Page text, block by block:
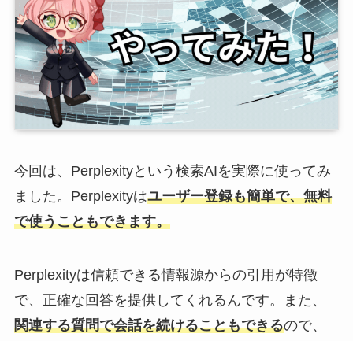
今回は、Perplexityという検索AIを実際に使ってみ
ました。Perplexityはユーザー登録も簡単で、無料
で使うこともできます。
Perplexityは信頼できる情報源からの引用が特徴
で、正確な回答を提供してくれるんです。また、
関連する質問で会話を続けることもできるので、